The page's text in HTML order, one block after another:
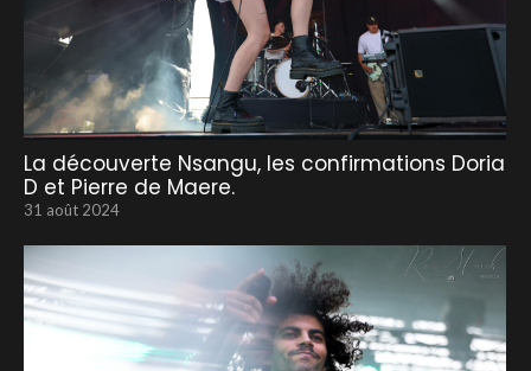
La découverte Nsangu, les confirmations Doria
D et Pierre de Maere.
31 août 2024